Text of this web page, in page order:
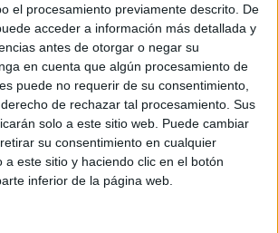
el procesamiento previamente descrito. De
acceder a información más detallada y
antes de otorgar o negar su
en cuenta que algún procesamiento de
puede no requerir de su consentimiento,
de rechazar tal procesamiento. Sus
solo a este sitio web. Puede cambiar
su consentimiento en cualquier
a este sitio y haciendo clic en el botón
inferior de la página web.
la evolución del alumnado de
organizada por áreas de
los criterios de la LOMLOE.
que el […]